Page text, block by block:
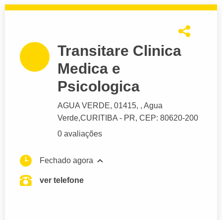
Transitare Clinica
Medica e
Psicologica
AGUA VERDE, 01415, , Agua
Verde,CURITIBA - PR, CEP: 80620-200
0 avaliações
Fechado agora
ver telefone